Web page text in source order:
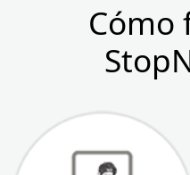
Recursos y apoyo
Acerca de nosotros
Cómo